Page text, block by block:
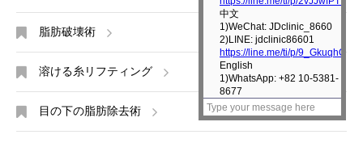
脂肪破壊術
溶ける糸リフティング
目の下の脂肪除去術